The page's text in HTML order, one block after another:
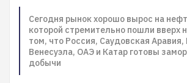
Сегодня рынок хорошо вырос на
которой стремительно пошли вверх
том, что Россия, Саудовская Аравия,
Венесуэла, ОАЭ и Катар готовы
добычи